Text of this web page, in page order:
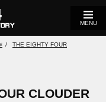
MENU
THE EIGHTY FOUR
CLOUDER